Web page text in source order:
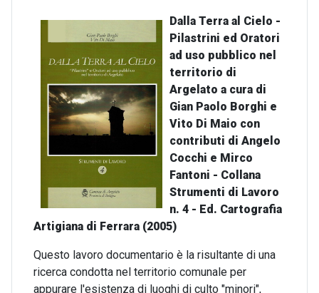
Dalla Terra al Cielo -
Pilastrini ed Oratori
ad uso pubblico nel
territorio di
Argelato a cura di
Gian Paolo Borghi e
Vito Di Maio con
contributi di Angelo
Cocchi e Mirco
Fantoni - Collana
Strumenti di Lavoro
n. 4 - Ed. Cartografia
Artigiana di Ferrara (2005)
Questo lavoro documentario è la risultante di una
ricerca condotta nel territorio comunale per
appurare l'esistenza di luoghi di culto "minori",